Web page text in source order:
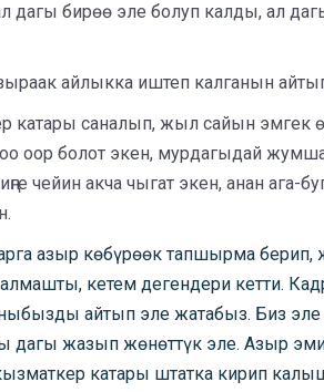
дагы бирөө эле болуп калды, ал
айлыкка иштеп калганын
катары саналып, жыл сайын эмгек
оор болот экен, мурдагыдай
чейин акча чыгат экен, анан ага-
азыр көбүрөөк тапшырма берип,
кетем дегендери кетти.
айтып эле жатабыз. Биз эле
дагы жазып жөнөттүк эле. Азыр
катары штатка кирип